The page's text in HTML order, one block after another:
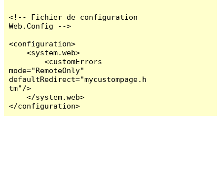
<!-- Fichier de configuration
Web.Config -->
<configuration>
    <system.web>
        <customErrors
mode="RemoteOnly"
defaultRedirect="mycustompage.h
tm"/>
    </system.web>
</configuration>